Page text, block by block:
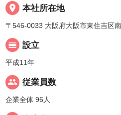
place 本社所在地
〒546-0033 大阪府大阪市東住吉区
calendar_view_day 設立
平成11年
people 従業員数
企業全体 96人